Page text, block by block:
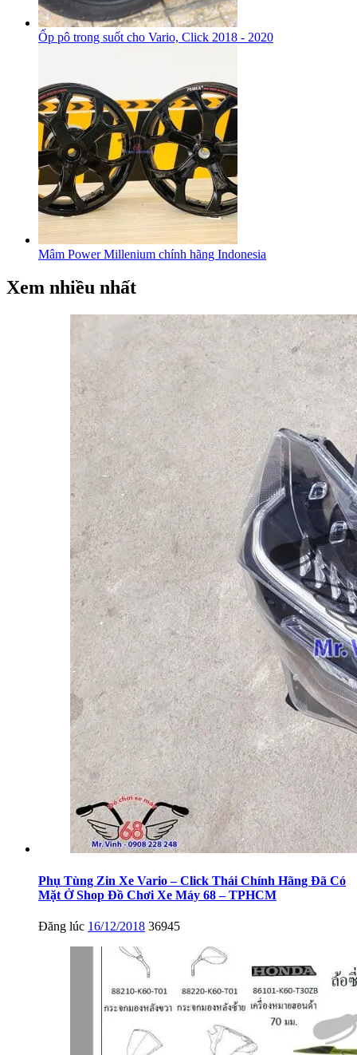
Ốp pô trong suốt cho Vario, Click 2018 - 2020
Mâm Power Millenium chính hãng Indonesia
Xem nhiều nhất
Phụ Tùng Zin Xe Vario – Click Thái Chính Hãng Đã Có
Mặt Ở Shop Đồ Chơi Xe Máy 68 – TPHCM
Đăng lúc 16/12/2018 36945